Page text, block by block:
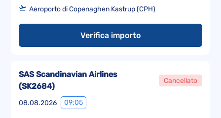
Aeroporto di Copenaghen Kastrup (CPH)
Verifica importo
08.08.2026 09:05
SAS Scandinavian Airlines
(SK2684)
Cancellato